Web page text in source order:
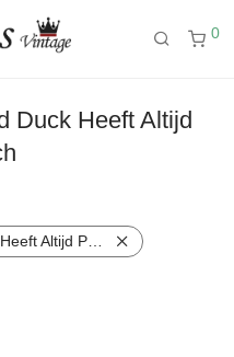
0
Duck Heeft Altijd
Altijd Pech